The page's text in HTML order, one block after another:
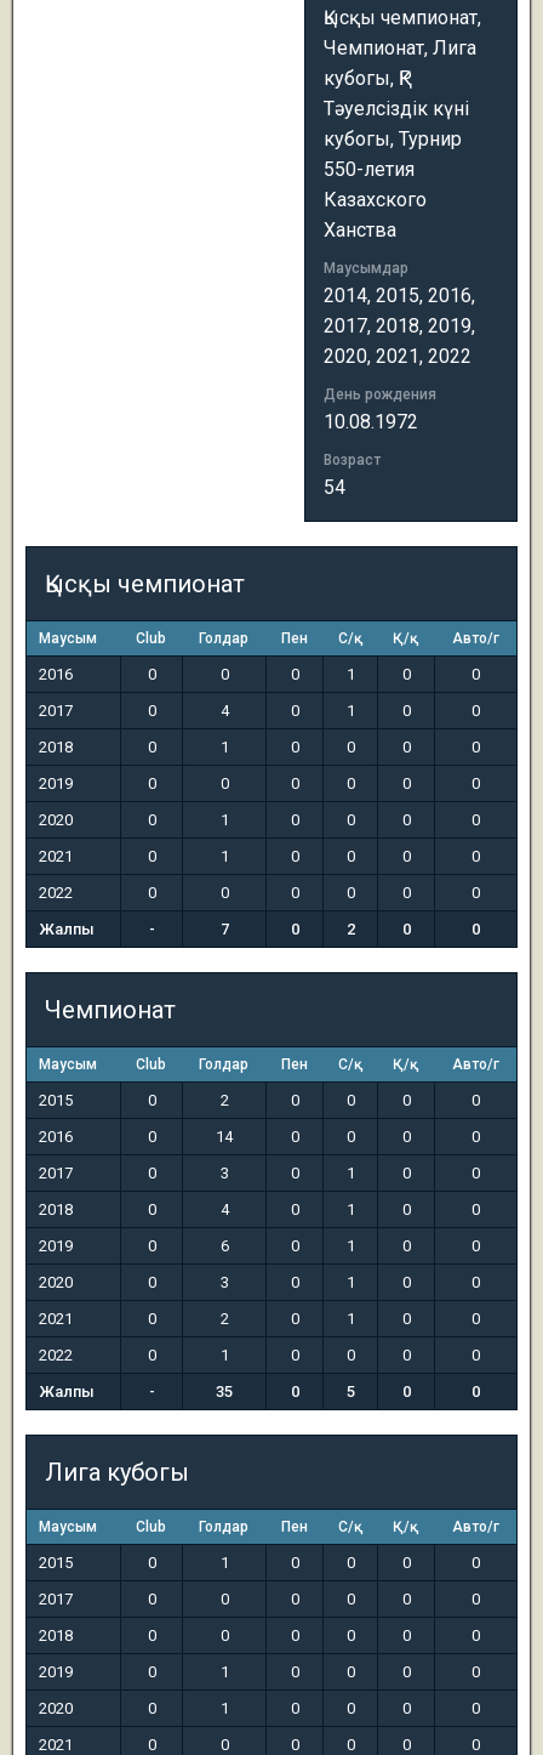
Қысқы чемпионат,
Чемпионат, Лига
кубогы, ҚР
Тәуелсіздік күні
кубогы, Турнир
550-летия
Казахского
Ханства
Маусымдар
2014, 2015, 2016,
2017, 2018, 2019,
2020, 2021, 2022
День рождения
10.08.1972
Возраст
54
Қысқы чемпионат
Маусым Club Голдар Пен С/қ Қ/қ Авто/г
2016 0 0 0 1 0
0
2017
0 4 0 1 0
0
2018
0 1 0 0 0
0
2019
0 0 0 0 0
0
2020
0 1 0 0 0
0
2021
0 1 0 0 0
0
2022
0 0 0 0 0
0
Жалпы
- 7 0 2 0 0
Чемпионат
Маусым Club Голдар Пен С/қ Қ/қ Авто/г
2015 0 2 0 0 0
0
2016
0 14 0 0 0
0
2017
0 3 0 1 0
0
2018
0 4 0 1 0
0
2019
0 6 0 1 0
0
2020
0 3 0 1 0
0
2021
0 2 0 1 0
0
2022
0 1 0 0 0
0
Жалпы
- 35 0 5 0 0
Лига кубогы
Маусым Club Голдар Пен С/қ Қ/қ Авто/г
2015 0 1 0 0 0
0
2017
0 0 0 0 0
0
2018
0 0 0 0 0
0
2019
0 1 0 0 0
0
2020
0 1 0 0 0
0
2021
0 0 0 0 0
0